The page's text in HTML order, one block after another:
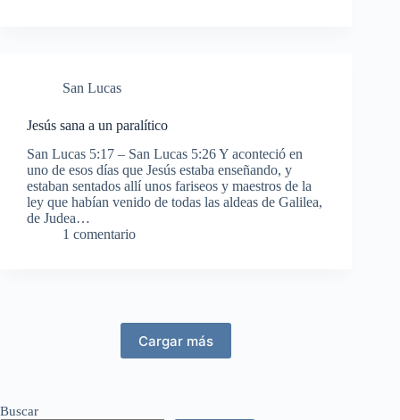
San Lucas
Jesús sana a un paralítico
San Lucas 5:17 – San Lucas 5:26 Y aconteció en
uno de esos días que Jesús estaba enseñando, y
estaban sentados allí unos fariseos y maestros de la
ley que habían venido de todas las aldeas de Galilea,
de Judea…
1 comentario
Cargar más
Buscar